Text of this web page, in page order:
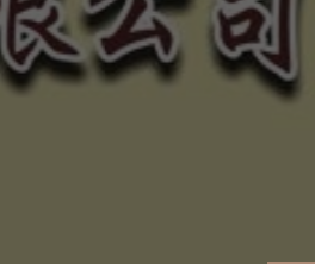
、健全制